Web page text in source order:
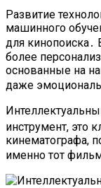
Развитие
машинного
для
более
основанные на
даже
инструмент, это
кинематографа,
именно тот